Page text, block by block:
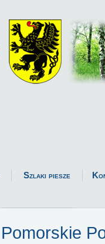
Szlaki piesze
Pomorskie